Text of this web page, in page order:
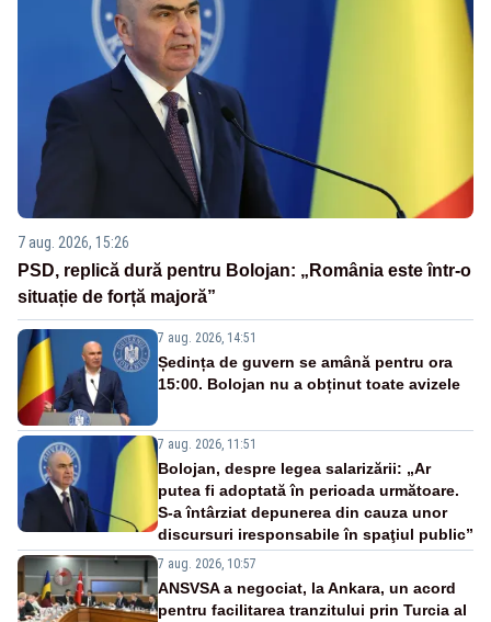
7 aug. 2026, 15:26
PSD, replică dură pentru Bolojan: „România este într-o
situație de forță majoră”
7 aug. 2026, 14:51
Ședința de guvern se amână pentru ora
15:00. Bolojan nu a obținut toate avizele
7 aug. 2026, 11:51
Bolojan, despre legea salarizării: „Ar
putea fi adoptată în perioada următoare.
S-a întârziat depunerea din cauza unor
discursuri iresponsabile în spaţiul public”
7 aug. 2026, 10:57
ANSVSA a negociat, la Ankara, un acord
pentru facilitarea tranzitului prin Turcia al